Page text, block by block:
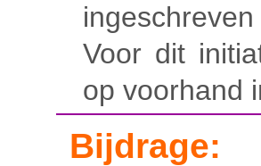
Voor dit
op voorhand
Bijdrage: